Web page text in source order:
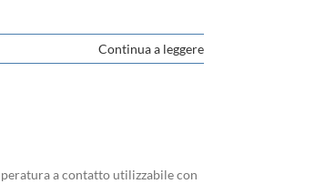
Continua a leggere
a contatto utilizzabile con